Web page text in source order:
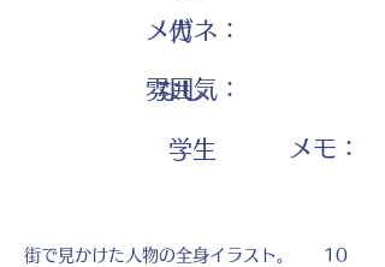
代
メガネ：
なし
雰囲気：
学生 ​メモ：
街で見かけた人物の全身イラスト。
10